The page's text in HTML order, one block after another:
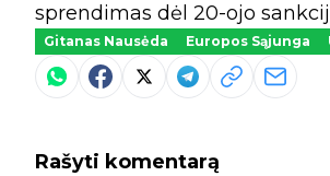
sprendimas dėl 20-ojo
Gitanas Nausėda Europos Sąjunga
Rašyti komentarą